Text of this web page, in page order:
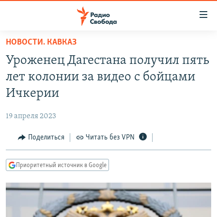
упрощенного
доступа
основному
Вернутся
Вернутся
поиску
ПОДКАСТЫ
АВТОРСКИЕ ПРОЕКТЫ
МНЕНИЯ
КУЛЬТУРА
КАВКАЗ.РЕАЛИИ
СЕВЕР.РЕАЛИИ
СИБИРЬ.РЕАЛИИ
НОВОСТИ. КАВКАЗ
Уроженец Дагестана получил пять
лет колонии за видео с бойцами
Ичкерии
19 апреля 2023
Поделиться Читать без VPN
Приоритетный источник в Google